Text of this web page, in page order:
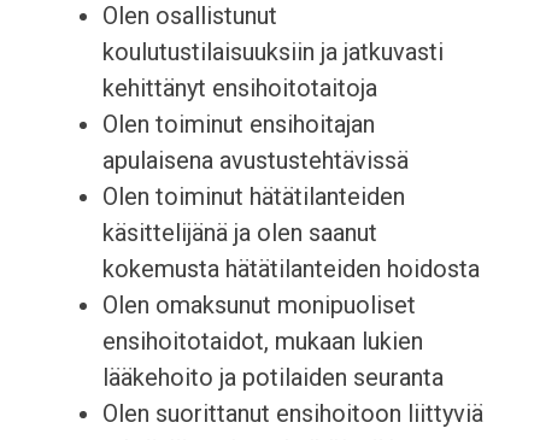
Olen osallistunut
koulutustilaisuuksiin ja jatkuvasti
kehittänyt ensihoitotaitoja
Olen toiminut ensihoitajan
apulaisena avustustehtävissä
Olen toiminut hätätilanteiden
käsittelijänä ja olen saanut
kokemusta hätätilanteiden hoidosta
Olen omaksunut monipuoliset
ensihoitotaidot, mukaan lukien
lääkehoito ja potilaiden seuranta
Olen suorittanut ensihoitoon liittyviä